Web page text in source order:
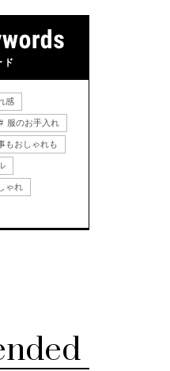
ド
感
服のお手入れ
もおしゃれも
ゃれ